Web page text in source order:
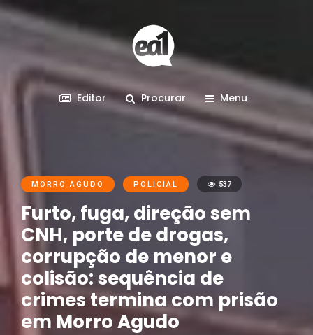
Editor Procurar Menu
MORRO AGUDO POLICIAL 537
Furto, fuga, direção sem
CNH, porte de drogas,
corrupção de menor e
colisão: sequência de
crimes termina com prisão
em Morro Agudo